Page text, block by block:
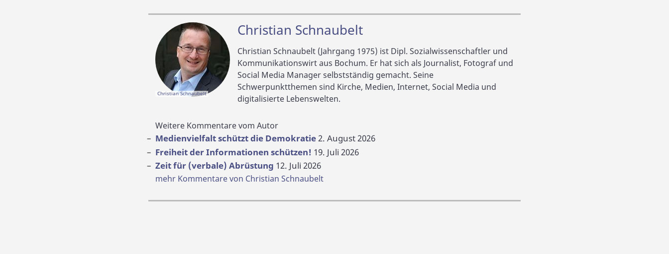
Christian Schnaubelt
Christian Schnaubelt
Christian Schnaubelt (Jahrgang 1975) ist Dipl. Sozialwissenschaftler und
Kommunikationswirt aus Bochum. Er hat sich als Journalist, Fotograf und
Social Media Manager selbstständig gemacht. Seine
Schwerpunktthemen sind Kirche, Medien, Internet, Social Media und
digitalisierte Lebenswelten.
Weitere Kommentare vom Autor
Medienvielfalt schützt die Demokratie2. August 2026
Freiheit der Informationen schützen! 19. Juli 2026
Zeit für (verbale) Abrüstung 12. Juli 2026
mehr Kommentare von Christian Schnaubelt